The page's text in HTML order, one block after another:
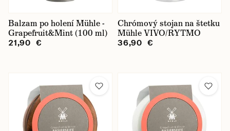
Balzam po holení Mühle -
Grapefruit&Mint (100 ml)
21,90 €
Chrómový stojan na štetku
Mühle VIVO/RYTMO
36,90 €